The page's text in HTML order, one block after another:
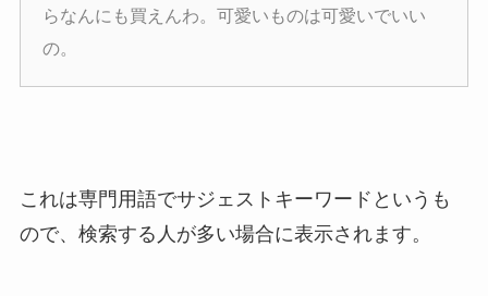
らなんにも買えんわ。可愛いものは可愛いでいい
の。
これは専門用語でサジェストキーワードというも
ので、検索する人が多い場合に表示されます。